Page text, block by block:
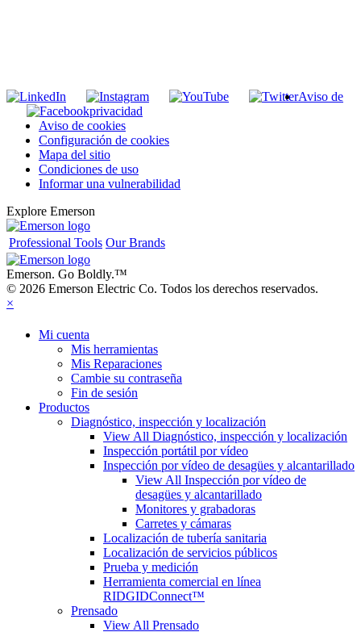
Aviso de
privacidad
Aviso de cookies
Configuración de cookies
Mapa del sitio
Condiciones de uso
Informar una vulnerabilidad
Explore Emerson
Professional Tools Our Brands
Emerson. Go Boldly.™
© 2026 Emerson Electric Co. Todos los derechos reservados.
×
Mi cuenta
Mis herramientas
Mis Reparaciones
Cambie su contraseña
Fin de sesión
Productos
Diagnóstico, inspección y localización
View All Diagnóstico, inspección y localización
Inspección portátil por vídeo
Inspección por vídeo de desagües y alcantarillado
View All Inspección por vídeo de
desagües y alcantarillado
Monitores y grabadoras
Carretes y cámaras
Localización de tubería sanitaria
Localización de servicios públicos
Prueba y medición
Herramienta comercial en línea
RIDGIDConnect™
Prensado
View All Prensado